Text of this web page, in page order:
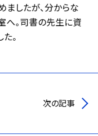
ましたが、分からな
へ。司書の先生に資
。
次の記事